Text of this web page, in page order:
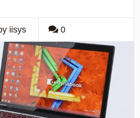
iisys 0